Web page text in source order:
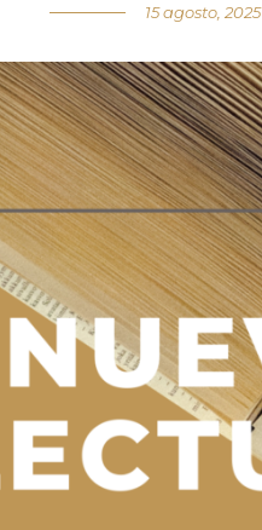
15 agosto, 2025